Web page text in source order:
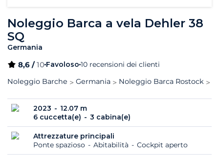
Noleggio Barca a vela Dehler 38
SQ
Germania
8,6 /10 Favoloso 10 recensioni dei clienti
Noleggio Barche
Germania Noleggio Barca Rostock
2023
12.07 m
6 cuccetta(e)
3 cabina(e)
Attrezzature principali
Ponte spazioso
Abitabilità Cockpit aperto